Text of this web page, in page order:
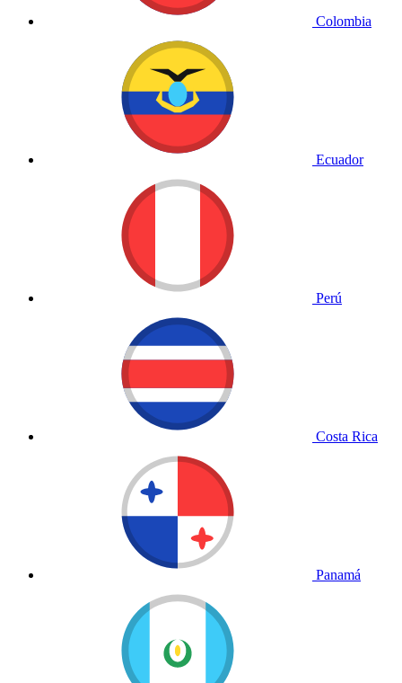
Colombia
Ecuador
Perú
Costa Rica
Panamá